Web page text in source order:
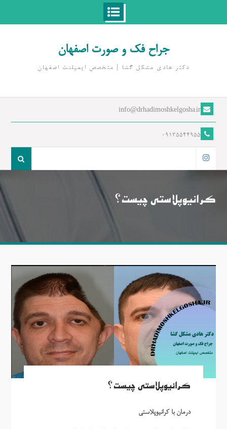
جراح فک و صورت اصفهان
دکتر هادی مشکل گشا | متخصص ايمپلنت اصفهان
info@drhadimoshkelgosha.ir
09135544955
کرانیوپلاستی چیست؟
کرانیوپلاستی چیست؟
درمان با کرانیوپلاستی